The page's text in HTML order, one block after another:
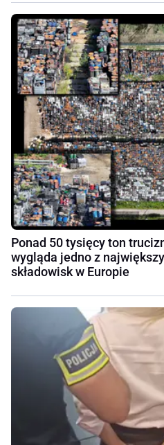
Ponad 50 tysięcy ton
wygląda jedno z
składowisk w Europie